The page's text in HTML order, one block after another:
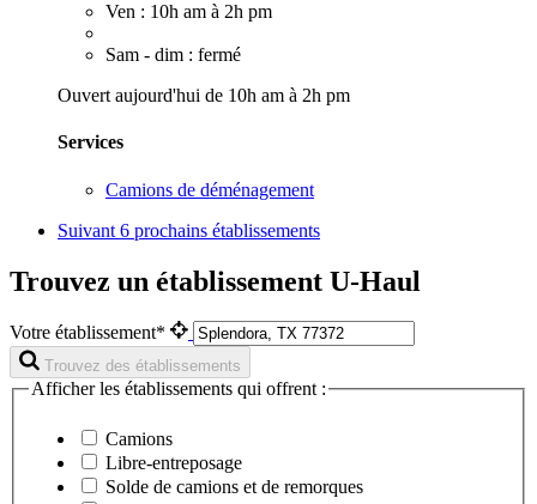
Ven : 10h am à 2h pm
Sam - dim : fermé
Ouvert aujourd'hui de 10h am à 2h pm
Services
Camions de déménagement
Suivant 6 prochains établissements
Trouvez un établissement U-Haul
Votre établissement*
Trouvez des établissements
Afficher les établissements qui offrent :
Camions
Libre-entreposage
Solde de camions et de remorques